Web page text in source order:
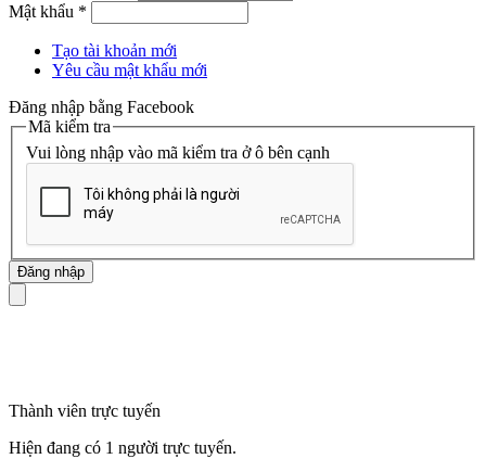
Mật khẩu *
Tạo tài khoản mới
Yêu cầu mật khẩu mới
Đăng nhập bằng Facebook
Mã kiểm tra
Vui lòng nhập vào mã kiểm tra ở ô bên cạnh
Thành viên trực tuyến
Hiện đang có 1 người trực tuyến.